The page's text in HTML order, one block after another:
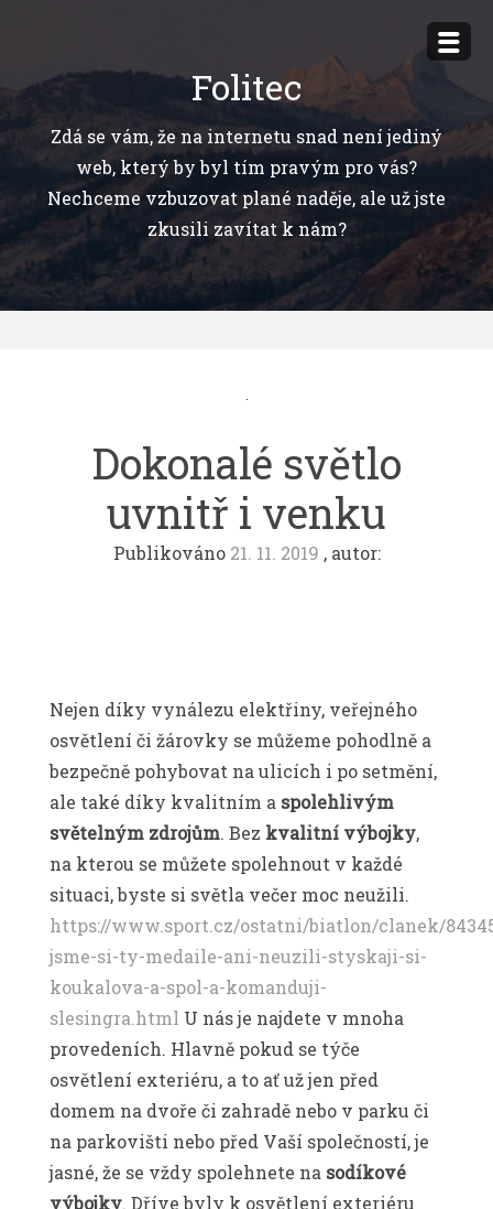
obsahu
Folitec
Zdá se vám, že na internetu snad není jediný
web, který by byl tím pravým pro vás?
Nechceme vzbuzovat plané naděje, ale už jste
zkusili zavítat k nám?
Dokonalé světlo
uvnitř i venku
Publikováno 21. 11. 2019 , autor:
Nejen díky vynálezu elektřiny, veřejného
osvětlení či žárovky se můžeme pohodlně a
bezpečně pohybovat na ulicích i po setmění,
ale také díky kvalitním a spolehlivým
světelným zdrojům. Bez kvalitní výbojky,
na kterou se můžete spolehnout v každé
situaci, byste si světla večer moc neužili.
https://www.sport.cz/ostatni/biatlon/clanek/
jsme-si-ty-medaile-ani-neuzili-styskaji-si-
koukalova-a-spol-a-komanduji-
slesingra.html U násje najdete v mnoha
provedeních. Hlavně pokud se týče
osvětlení exteriéru, a to ať už jen před
domem na dvoře či zahradě nebo v parku či
na parkovišti nebo před Vaší společností, je
jasné, že se vždy spolehnete na sodíkové
výbojky. Dříve byly k osvětlení exteriéru